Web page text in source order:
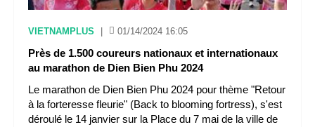
VIETNAMPLUS 01/14/2024 16:05
Près de 1.500 coureurs nationaux et internationaux
au marathon de Dien Bien Phu 2024
Le marathon de Dien Bien Phu 2024 pour thème "Retour
à la forteresse fleurie" (Back to blooming fortress), s'est
déroulé le 14 janvier sur la Place du 7 mai de la ville de